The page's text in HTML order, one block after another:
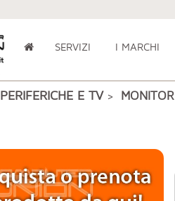
SERVIZI I MARCHI
PERIFERICHE E TV> MONITOR